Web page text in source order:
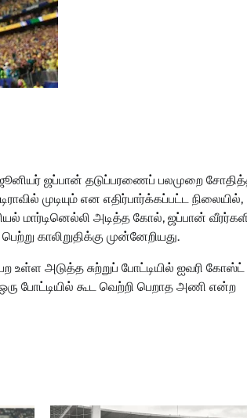
ஜூனியர் ஜப்பான் தடுப்பரணைப் பலமுறை
முடியும் என எதிர்பார்க்கப்பட்ட நிலையில்,
மார்டினெல்லி அடித்த கோல், ஜப்பான்
காலிறுதிக்கு முன்னேறியது.
உள்ள அடுத்த சுற்றுப் போட்டியில் ஐவரி
போட்டியில் கூட வெற்றி பெறாத அணி என்ற